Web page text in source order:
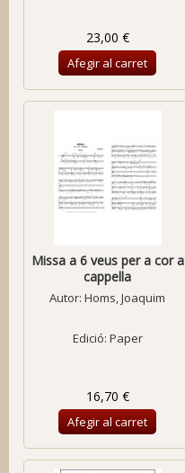
23,00 €
Afegir al carret
Missa a 6 veus per a cor a
cappella
Autor:Homs, Joaquim
Edició: Paper
16,70 €
Afegir al carret